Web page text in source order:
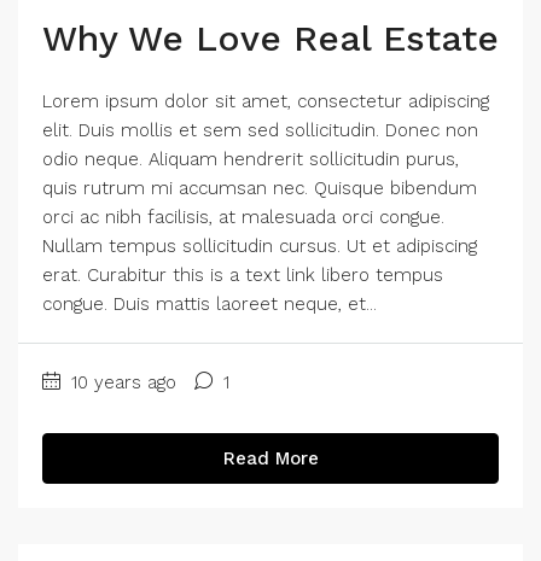
Why We Love Real Estate
Lorem ipsum dolor sit amet, consectetur adipiscing
elit. Duis mollis et sem sed sollicitudin. Donec non
odio neque. Aliquam hendrerit sollicitudin purus,
quis rutrum mi accumsan nec. Quisque bibendum
orci ac nibh facilisis, at malesuada orci congue.
Nullam tempus sollicitudin cursus. Ut et adipiscing
erat. Curabitur this is a text link libero tempus
congue. Duis mattis laoreet neque, et...
10 years ago 1
Read More